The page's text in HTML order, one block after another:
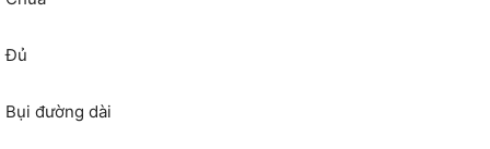
Đủ
Bụi đường dài